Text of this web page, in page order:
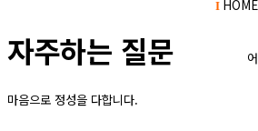
I
자주하는 질문 어
마음으로 정성을 다합니다.